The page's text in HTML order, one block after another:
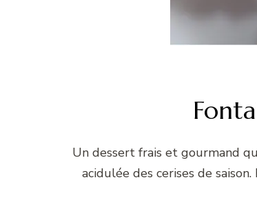
Un dessert frais et gourmand
acidulée des cerises de